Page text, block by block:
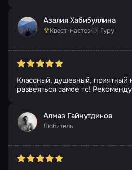
Азалия Хабибуллина
Квест-мастер Гуру
Классный, душевный, приятный
развеяться самое то!
Алмаз Гайнутдинов
Любитель